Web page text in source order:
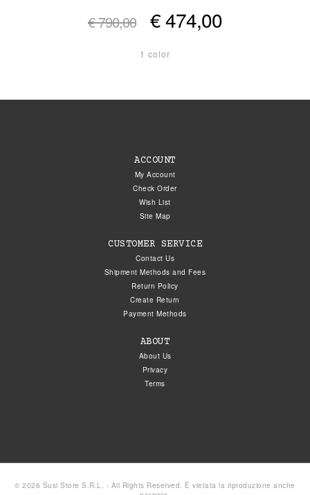
€ 790,00 € 474,00
1 color
ACCOUNT
My Account
Check Order
Wish List
Site Map
CUSTOMER SERVICE
Contact Us
Shipment Methods and Fees
Return Policy
Create Return
Payment Methods
ABOUT
About Us
Privacy
Terms
© 2026 Susi Store S.R.L. - All Rights Reserved. È vietata la riproduzione anche